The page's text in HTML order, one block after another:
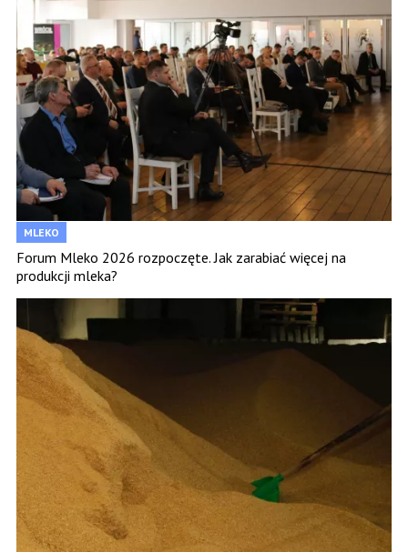
MLEKO
Forum Mleko 2026 rozpoczęte. Jak zarabiać więcej na
produkcji mleka?